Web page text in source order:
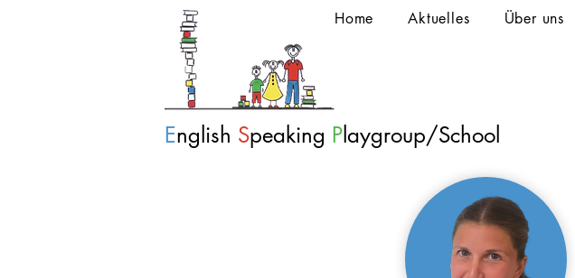
Home Aktuelles Über uns
English Speaking Playgroup/School